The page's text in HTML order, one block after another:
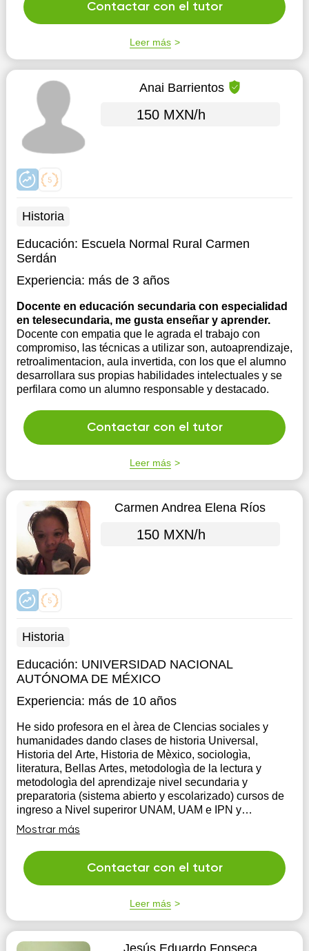
Contactar con el tutor
Leer más
Anai Barrientos
150 MXN/h
Historia
Educación: Escuela Normal Rural Carmen
Serdán
Experiencia: más de 3 años
Docente en educación secundaria con especialidad
en telesecundaria, me gusta enseñar y aprender.
Docente con empatia que le agrada el trabajo con
compromiso, las técnicas a utilizar son, autoaprendizaje,
retroalimentacion, aula invertida, con los que el alumno
desarrollara sus propias habilidades intelectuales y se
perfilara como un alumno responsable y destacado.
Contactar con el tutor
Leer más
Carmen Andrea Elena Ríos
150 MXN/h
Historia
Educación: UNIVERSIDAD NACIONAL
AUTÓNOMA DE MÉXICO
Experiencia: más de 10 años
He sido profesora en el àrea de CIencias sociales y
humanidades dando clases de historia Universal,
Historia del Arte, Historia de Mèxico, sociologìa,
literatura, Bellas Artes, metodologìa de la lectura y
metodologìa del aprendizaje nivel secundaria y
preparatoria (sistema abierto y escolarizado) cursos de
ingreso a Nivel superiror UNAM, UAM e IPN y
COMIPEMS
Mostrar más
Contactar con el tutor
Leer más
Jesús Eduardo Fonseca